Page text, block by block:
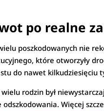
po realne
poszkodowanych nie
które otworzyły
do nawet kilkudziesięciu
rodzin był
Więcej